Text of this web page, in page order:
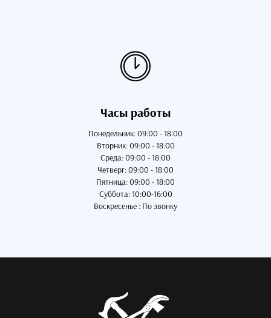
Часы работы
Понедельник: 09:00 - 18:00
Вторник: 09:00 - 18:00
Среда: 09:00 - 18:00
Четверг: 09:00 - 18:00
Пятница: 09:00 - 18:00
Суббота: 10:00-16:00
Воскресенье : По звонку